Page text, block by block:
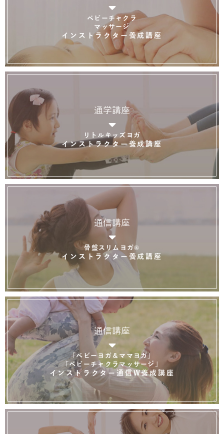
ベビーチャクラ
マッサージ
インストラクター養成講座
通学講座
リトルキッズヨガ
インストラクター養成講座
通信講座
骨盤スリムヨガ®
インストラクター養成講座
通信講座
「ベビーヨガ＆ママヨガ」
「ベビーチャクラマッサージ」
インストラクター通信W養成講座